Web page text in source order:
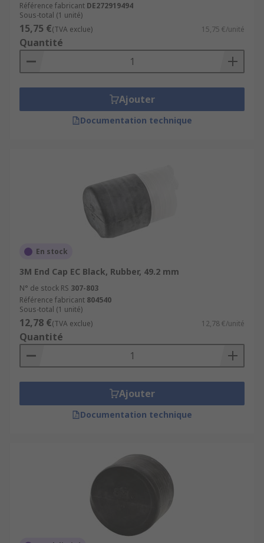
Référence fabricant DE272919494
Sous-total (1 unité)
15,75 €(TVA exclue) 15,75 €/unité
Quantité
Ajouter
Documentation technique
En stock
3M End Cap EC Black, Rubber, 49.2 mm
N° de stock RS 307-803
Référence fabricant 804540
Sous-total (1 unité)
12,78 €(TVA exclue) 12,78 €/unité
Quantité
Ajouter
Documentation technique